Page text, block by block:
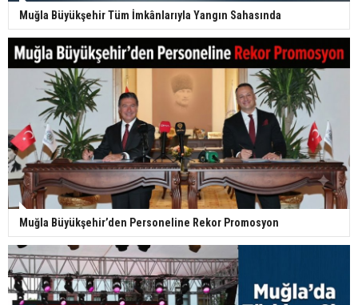
Muğla Büyükşehir Tüm İmkânlarıyla Yangın Sahasında
Muğla Büyükşehir’den Personeline Rekor Promosyon